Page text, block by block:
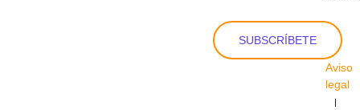
SUBSCRÍBETE
Aviso
legal
|